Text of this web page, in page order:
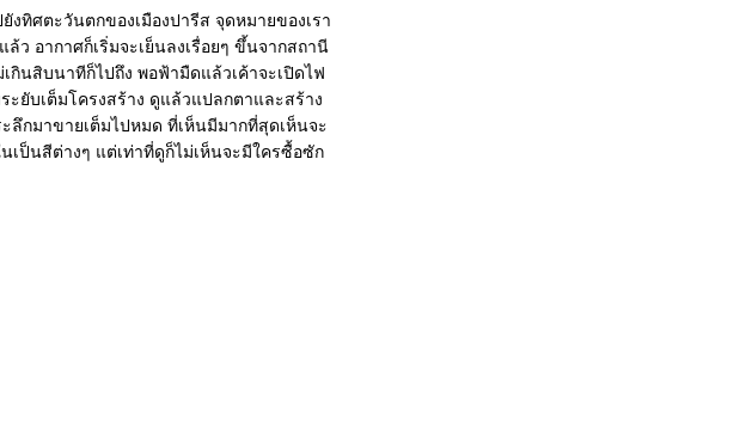
งทิศตะวันตกของเมืองปารีส จุดหมายของเรา
ว อากาศก็เริ่มจะเย็นลงเรื่อยๆ ขึ้นจากสถานี
กินสิบนาทีก็ไปถึง พอฟ้ามืดแล้วเค้าจะเปิดไฟ
ะยับเต็มโครงสร้าง ดูแล้วแปลกตาและสร้าง
ลึกมาขายเต็มไปหมด ที่เห็นมีมากที่สุดเห็นจะ
เป็นสีต่างๆ แต่เท่าที่ดูก็ไม่เห็นจะมีใครซื้อซัก